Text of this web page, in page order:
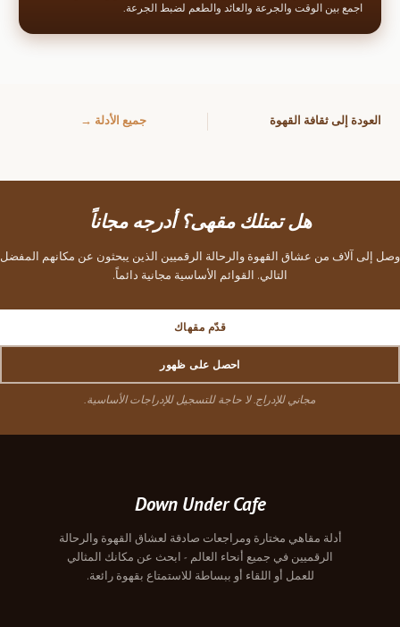
اجمع بين الوقت والجرعة والعائد والطعم لضبط الجرعة.
العودة إلى ثقافة القهوة جميع الأدلة →
هل تمتلك مقهى؟ أدرجه مجاناً
وصل إلى آلاف من عشاق القهوة والرحالة الرقميين الذين يبحثون عن مكانهم المفضل
التالي. القوائم الأساسية مجانية دائماً.
قدّم مقهاك
احصل على ظهور
مجاني للإدراج. لا حاجة للتسجيل للإدراجات الأساسية.
Down Under Cafe
أدلة مقاهي مختارة ومراجعات صادقة لعشاق القهوة والرحالة
الرقميين في جميع أنحاء العالم - ابحث عن مكانك المثالي
للعمل أو اللقاء أو ببساطة للاستمتاع بقهوة رائعة.